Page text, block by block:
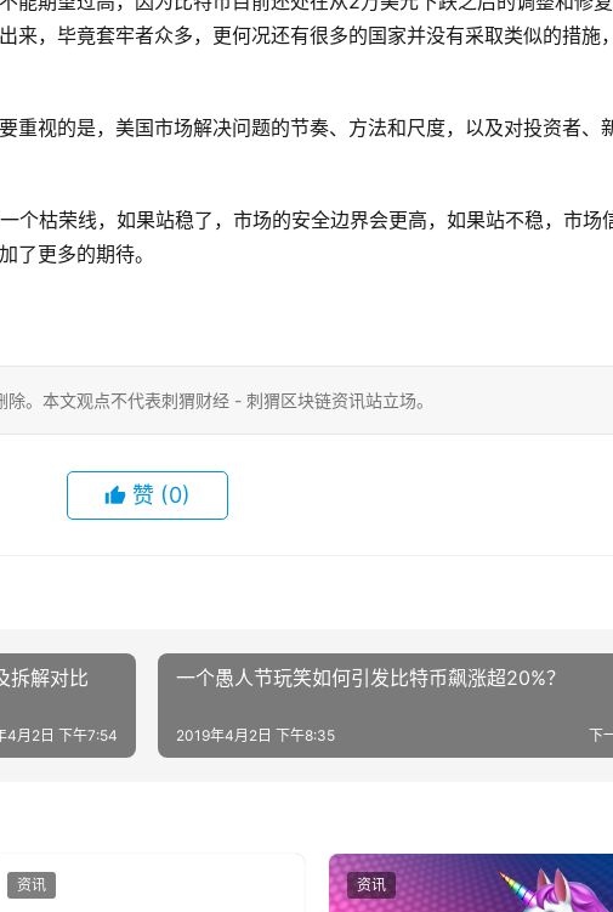
来，毕竟套牢者众多，更何况还有很多的国家并没有采取类似的措施
重视的是，美国市场解决问题的节奏、方法和尺度，以及对投资者、
个枯荣线，如果站稳了，市场的安全边界会更高，如果站不稳，市场
了更多的期待。
。本文观点不代表刺猬财经 - 刺猬区块链资讯站立场。
赞 (0)
拆解对比
4月2日 下午7:54
一个愚人节玩笑如何引发比特币飙涨超20%？
下
2019年4月2日 下午8:35
资讯 资讯